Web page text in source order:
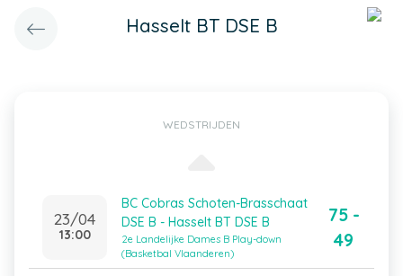
Hasselt BT DSE B
WEDSTRIJDEN
23/04
13:00
BC Cobras Schoten-Brasschaat
DSE B - Hasselt BT DSE B
2e Landelijke Dames B Play-down
(Basketbal Vlaanderen)
75 -
49